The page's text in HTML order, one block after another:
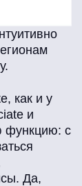
как и у
и
функцию: с
Да,